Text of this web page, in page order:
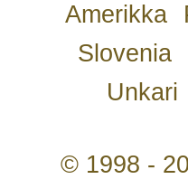
Amerikka
Slovenia
Unkari
© 1998 -